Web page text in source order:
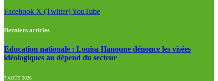
Facebook X (Twitter)YouTube
Derniers articles
Education nationale : Louisa Hanoune dénonce les visées
idéologiques au dépend du secteur
7 AOÛT 2026